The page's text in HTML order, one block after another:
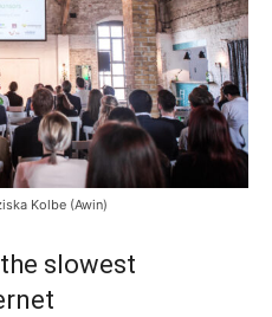
Kolbe (Awin)
the slowest